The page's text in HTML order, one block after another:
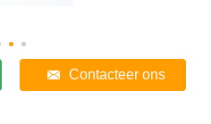
Contacteer ons